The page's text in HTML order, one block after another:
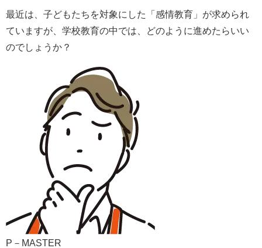
最近は、子どもたちを対象にした「感情教育」が求められ
ていますが、学校教育の中では、どのように進めたらいい
のでしょうか？
P－MASTER